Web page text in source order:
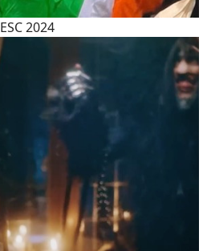
ESC 2024